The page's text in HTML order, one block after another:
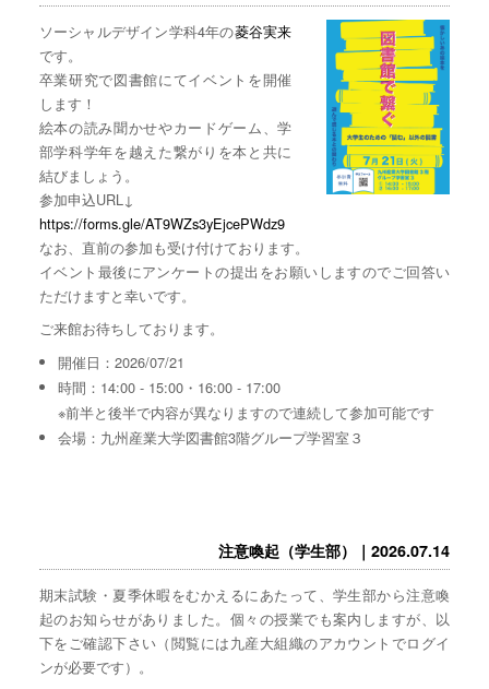
ソーシャルデザイン学科4年の菱谷実来
です。
卒業研究で図書館にてイベントを開催
します！
絵本の読み聞かせやカードゲーム、学
部学科学年を越えた繋がりを本と共に
結びましょう。
参加申込URL↓
https://forms.gle/AT9WZs3yEjcePWdz9
なお、直前の参加も受け付けております。
イベント最後にアンケートの提出をお願いしますのでご回答い
ただけますと幸いです。
ご来館お待ちしております。
開催日：2026/07/21
時間：14:00 - 15:00・16:00 - 17:00
※前半と後半で内容が異なりますので連続して参加可能です
会場：九州産業大学図書館3階グループ学習室３
注意喚起（学生部）｜2026.07.14
期末試験・夏季休暇をむかえるにあたって、学生部から注意喚
起のお知らせがありました。個々の授業でも案内しますが、以
下をご確認下さい（閲覧には九産大組織のアカウントでログイ
ンが必要です）。